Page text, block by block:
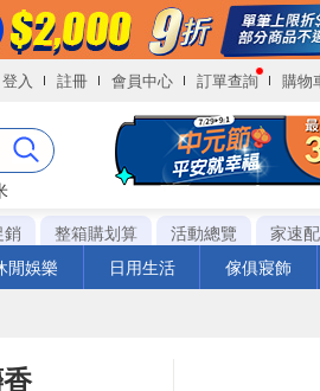
登入 註冊 會員中心 訂單查詢 購物
銷
整箱購划算 活動總覽 家速配
閒娛樂
日用生活 傢俱寢飾